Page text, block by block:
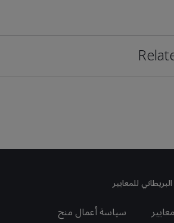
للمعايير
سياسة أعمال منح